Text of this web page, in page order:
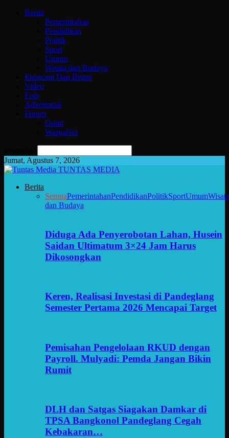
Berita
Pemerintahan
Pendidikan
Politik
Sport
Umum
Wisata dan Budaya
Ekonomi Dan Bisnis
Video
Foto
Advertorial
Forum
Opini
WargaNet
Jumat, Agustus 7, 2026
TUNTAS MEDIA
Berita
SemuaPemerintahanPendidikanPolitikSportUmumWisata
dan Budaya
Diduga Ada Penyerobotan Lahan, Husein
Saidan Ultimatum 3×24 Jam Harus
Dikosongkan
Keren, Realisasi Investasi di Pandeglang
Semester Pertama 2026 Mencapai Target
Pemisahan Pengelolaan RKUD dengan
Payroll. Mulyadi: Pemda Jangan Bikin
Rumit
DLH dan Satgas Siagakan Damkar di
TPSA Bangkonol Pandeglang Cegah
Kebakaran…